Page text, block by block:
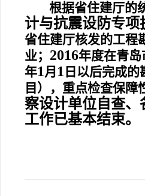
根据省住建厅的
计与抗震设防专
省住建厅核发的工程
业； 2016年度在青
年1月 1 日以后完成
目），重点检查保
察设计单位自查、
工作已基本结束。